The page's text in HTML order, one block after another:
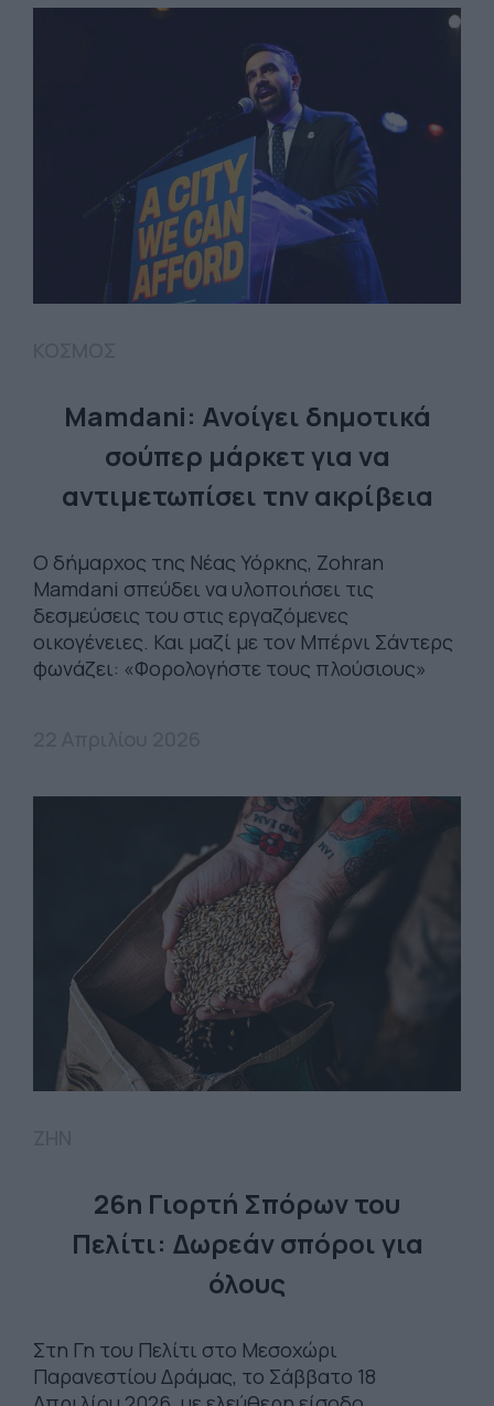
Mamdani: Ανοίγει δημοτικά
σούπερ μάρκετ για να
αντιμετωπίσει την ακρίβεια
Ο δήμαρχος της Νέας Υόρκης, Zohran
Mamdani σπεύδει να υλοποιήσει τις
δεσμεύσεις του στις εργαζόμενες
οικογένειες. Και μαζί με τον Μπέρνι Σάντερς
φωνάζει: «Φορολογήστε τους πλούσιους»
26η Γιορτή Σπόρων του
Πελίτι: Δωρεάν σπόροι για
όλους
Στη Γη του Πελίτι στο Μεσοχώρι
Παρανεστίου Δράμας, το Σάββατο 18